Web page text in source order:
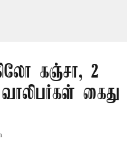
கஞ்சா, 2
கைது